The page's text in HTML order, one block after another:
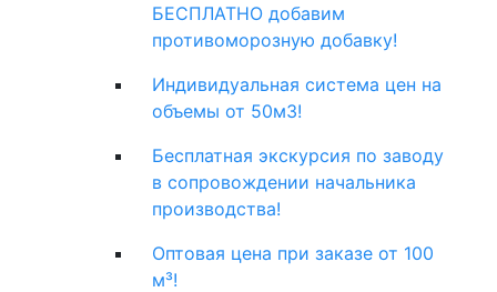
БЕСПЛАТНО добавим
противоморозную добавку!
Индивидуальная система цен на
объемы от 50м3!
Бесплатная экскурсия по заводу
в сопровождении начальника
производства!
Оптовая цена при заказе от 100
м³!